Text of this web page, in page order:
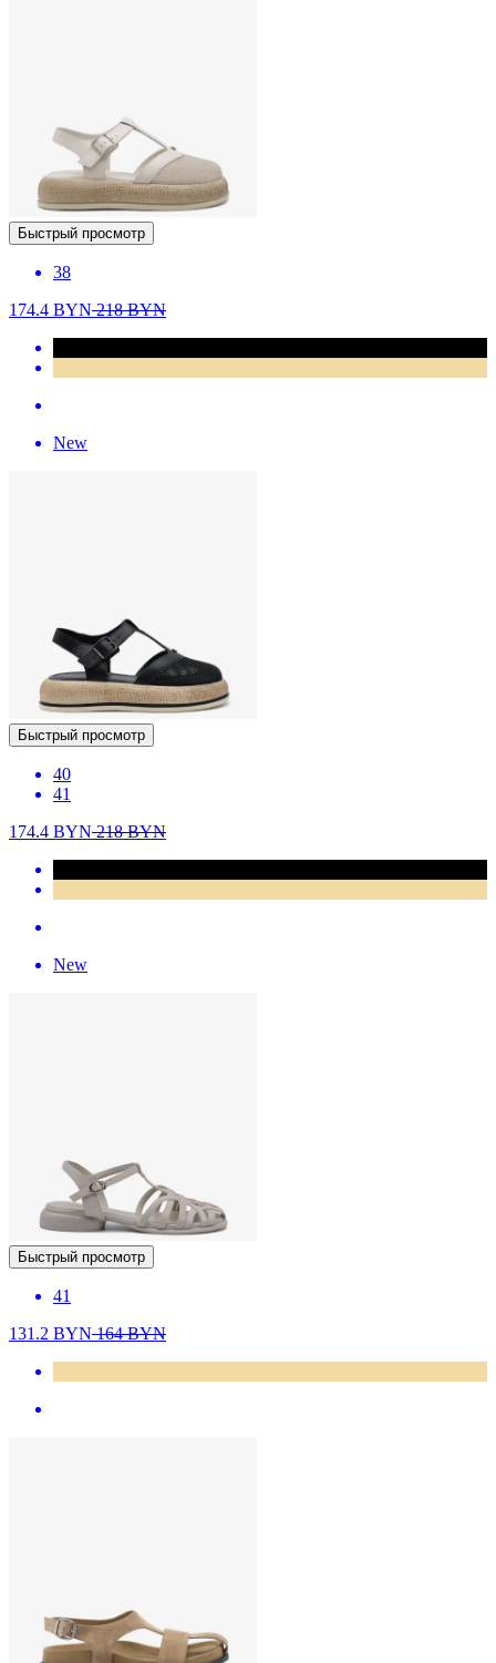
Быстрый просмотр
38
174.4 BYN218BYN
New
Быстрый просмотр
40
41
174.4 BYN218BYN
New
Быстрый просмотр
41
131.2 BYN164BYN